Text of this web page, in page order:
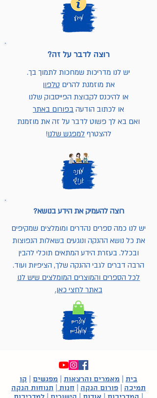
רוצה לדבר על זה?
יש לנו מדריכות שמחכות לתמוך בך.
את מוזמנת להרים טלפון
או להיכנס לקבוצת הפייסבוק שלנו
או לכתוב הודעה בפורום באתר
ואם בא לך פשוט לדבר על זה את מוזמנת
להצטרף למפגש שלנו!
רוצה להעמיק את הידע בנושא?
יש לנו כמה ספרים נהדרים ומומלצים שמקיפים
את כל נושא ההנקה ונוגעים בשאלות הנפוצות
ובכלל. בעזרת הידע המתאים תוכלי להבין
הרבה דברים לגבי ההנקה שלך, הציפיות ועוד.
לכל הספרים והמוצרים המומלצים שיש לנו
באתר לחצי כאן.
בית מאמרים והרצאות מפגשים
קו
תמיכה
פורום הנקה חנות
תנוחות הנקה